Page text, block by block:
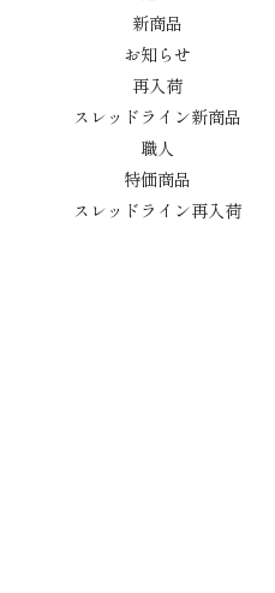
新商品
お知らせ
再入荷
スレッドライン新商品
職人
特価商品
スレッドライン再入荷